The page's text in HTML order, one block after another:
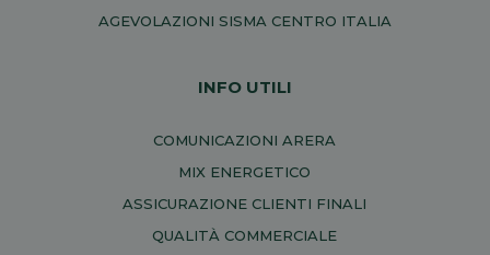
AGEVOLAZIONI SISMA CENTRO ITALIA
INFO UTILI
COMUNICAZIONI ARERA
MIX ENERGETICO
ASSICURAZIONE CLIENTI FINALI
QUALITÀ COMMERCIALE